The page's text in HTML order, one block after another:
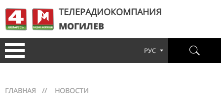
ТЕЛЕРАДИОКОМПАНИЯ
МОГИЛЕВ
РУС
ГЛАВНАЯ // НОВОСТИ